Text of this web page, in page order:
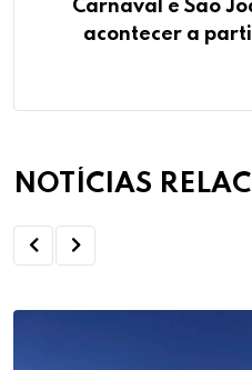
Carnaval e São
acontecer a
NOTÍCIAS